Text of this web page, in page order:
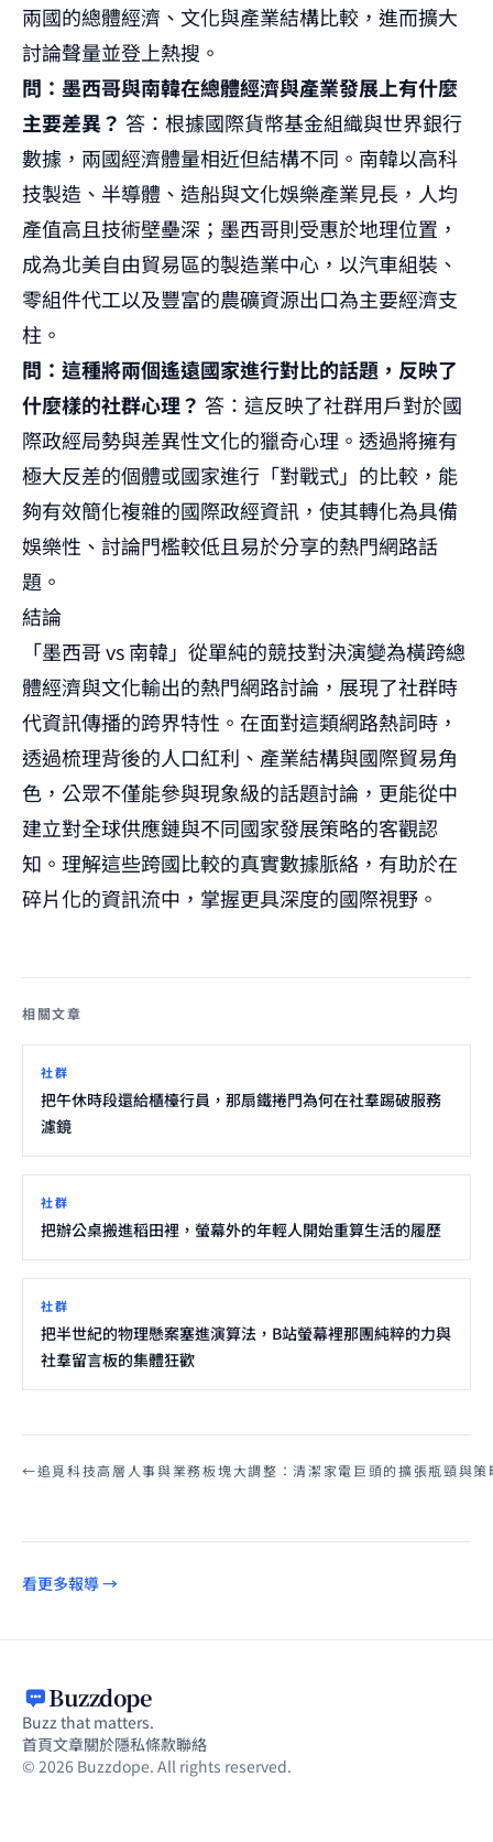
兩國的總體經濟、文化與產業結構比較，進而擴大
討論聲量並登上熱搜。
問：墨西哥與南韓在總體經濟與產業發展上有什麼
主要差異？ 答：根據國際貨幣基金組織與世界銀行
數據，兩國經濟體量相近但結構不同。南韓以高科
技製造、半導體、造船與文化娛樂產業見長，人均
產值高且技術壁壘深；墨西哥則受惠於地理位置，
成為北美自由貿易區的製造業中心，以汽車組裝、
零組件代工以及豐富的農礦資源出口為主要經濟支
柱。
問：這種將兩個遙遠國家進行對比的話題，反映了
什麼樣的社群心理？ 答：這反映了社群用戶對於國
際政經局勢與差異性文化的獵奇心理。透過將擁有
極大反差的個體或國家進行「對戰式」的比較，能
夠有效簡化複雜的國際政經資訊，使其轉化為具備
娛樂性、討論門檻較低且易於分享的熱門網路話
題。
結論
「墨西哥 vs 南韓」從單純的競技對決演變為橫跨總
體經濟與文化輸出的熱門網路討論，展現了社群時
代資訊傳播的跨界特性。在面對這類網路熱詞時，
透過梳理背後的人口紅利、產業結構與國際貿易角
色，公眾不僅能參與現象級的話題討論，更能從中
建立對全球供應鏈與不同國家發展策略的客觀認
知。理解這些跨國比較的真實數據脈絡，有助於在
碎片化的資訊流中，掌握更具深度的國際視野。
相關文章
社群
把午休時段還給櫃檯行員，那扇鐵捲門為何在社羣踢破服務
濾鏡
社群
把辦公桌搬進稻田裡，螢幕外的年輕人開始重算生活的履歷
社群
把半世紀的物理懸案塞進演算法，B站螢幕裡那團純粹的力與
社羣留言板的集體狂歡
←追覓科技高層人事與業務板塊大調整：清潔家電巨頭的擴張瓶頸與策
看更多報導 →
Buzzdope
Buzz that matters.
首頁文章關於隱私條款聯絡
© 2026 Buzzdope. All rights reserved.